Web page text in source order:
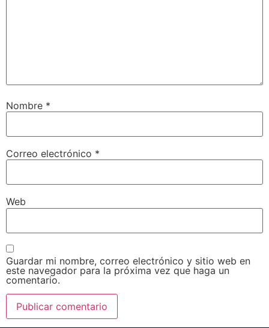
Nombre *
Correo electrónico *
Web
Guardar mi nombre, correo electrónico y sitio web en
este navegador para la próxima vez que haga un
comentario.